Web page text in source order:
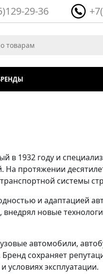
29-36
в 1932 году и
На протяжении
системы
и адаптацией
новые
автомобили,
сохраняет
условиях эксплуатации.